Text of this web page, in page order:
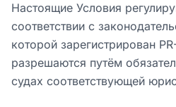
Настоящие Условия
соответствии с
которой зарегистрирован
разрешаются путём
судах соответствующей